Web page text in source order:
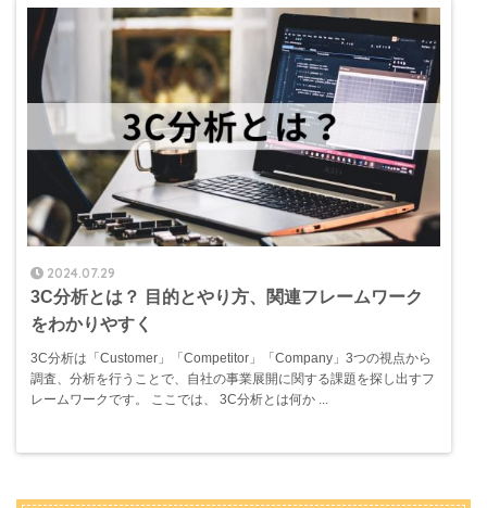
2024.07.29
3C分析とは？ 目的とやり方、関連フレームワーク
をわかりやすく
3C分析は「Customer」「Competitor」「Company」3つの視点から
調査、分析を行うことで、自社の事業展開に関する課題を探し出すフ
レームワークです。 ここでは、 3C分析とは何か ...